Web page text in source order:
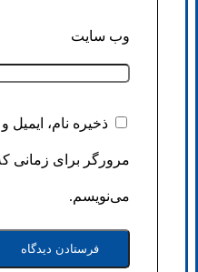
وب‌ سایت
ذخیره نام، ایمیل
مرورگر برای زمانی
می‌نویسم.